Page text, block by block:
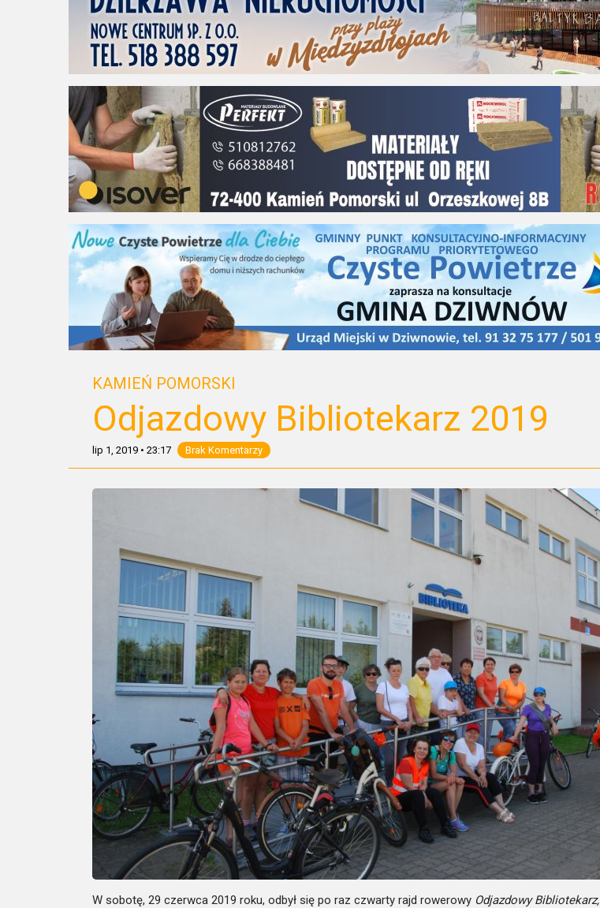
KAMIEŃ POMORSKI
Odjazdowy Bibliotekarz 2019
lip 1, 2019 • 23:17 Brak Komentarzy
W sobotę, 29 czerwca 2019 roku, odbył się po raz czwarty rajd rowerowy Odjazdowy Bibliotekarz,